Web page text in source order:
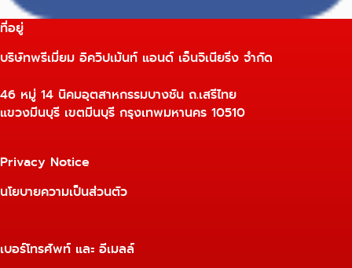
ที่อยู่
บริษัทพรีเมี่ยม อิควิปเม้นท์ แอนด์ เอ็นจิเนียริ่ง จำกัด
46 หมู่ 14 นิคมอุตสาหกรรมบางชัน ถ.เสรีไทย
แขวงมีนบุรี เขตมีนบุรี กรุงเทพมหานคร 10510
Privacy Notice
นโยบายความเป็นส่วนตัว
เบอร์โทรศัพท์ และ อีเมลล์